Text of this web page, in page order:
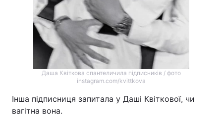
Даша Квіткова спантеличила підписників / фото
instagram.com/kvittkova
Інша підписниця запитала у Даші Квіткової, чи
вагітна вона.